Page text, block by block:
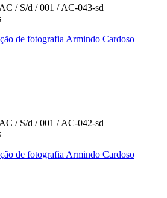
/ S/d / 001 / AC-043-sd
de fotografia Armindo Cardoso
/ S/d / 001 / AC-042-sd
de fotografia Armindo Cardoso